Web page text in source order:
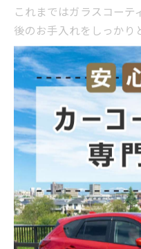
これまではガラスコー
後のお手入れをしっかり
汚れ落ち、洗車のしや
す。
今回使用したGloss nova
またシミが付いてきた
力かからない優しいお手
すのでお気軽にご利用く
施工内容 M2サイズ A
・ボディのガラスコーテ
・ホイールコーティング